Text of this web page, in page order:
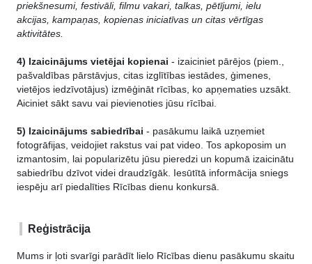
priekšnesumi, festivāli, filmu vakari, talkas, pētījumi, ielu
akcijas, kampaņas, kopienas iniciatīvas un citas vērtīgas
aktivitātes.
4) Izaicinājums vietējai kopienai - izaiciniet pārējos (piem.,
pašvaldības pārstāvjus, citas izglītības iestādes, ģimenes,
vietējos iedzīvotājus) izmēģināt rīcības, ko apņematies uzsākt.
Aiciniet sākt savu vai pievienoties jūsu rīcībai.
5) Izaicinājums sabiedrībai - pasākumu laikā uzņemiet
fotogrāfijas, veidojiet rakstus vai pat video. Tos apkoposim un
izmantosim, lai popularizētu jūsu pieredzi un kopumā izaicinātu
sabiedrību dzīvot videi draudzīgāk. Iesūtītā informācija sniegs
iespēju arī piedalīties Rīcības dienu konkursā.
Reģistrācija
Mums ir ļoti svarīgi parādīt lielo Rīcības dienu pasākumu skaitu